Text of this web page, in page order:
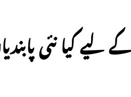
کیا نئی